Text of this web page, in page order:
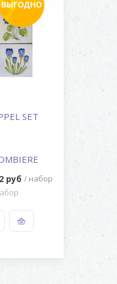
SET
руб / набор